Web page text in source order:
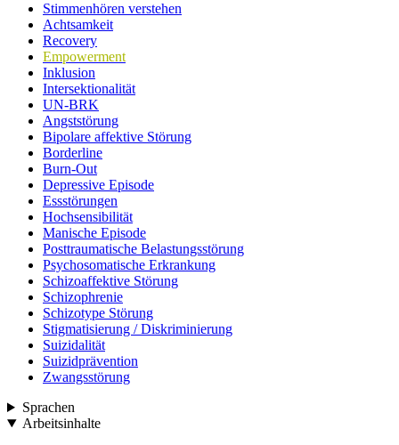
Stimmenhören verstehen
Achtsamkeit
Recovery
Empowerment
Inklusion
Intersektionalität
UN-BRK
Angststörung
Bipolare affektive Störung
Borderline
Burn-Out
Depressive Episode
Essstörungen
Hochsensibilität
Manische Episode
Posttraumatische Belastungsstörung
Psychosomatische Erkrankung
Schizoaffektive Störung
Schizophrenie
Schizotype Störung
Stigmatisierung / Diskriminierung
Suizidalität
Suizidprävention
Zwangsstörung
Sprachen
Arbeitsinhalte